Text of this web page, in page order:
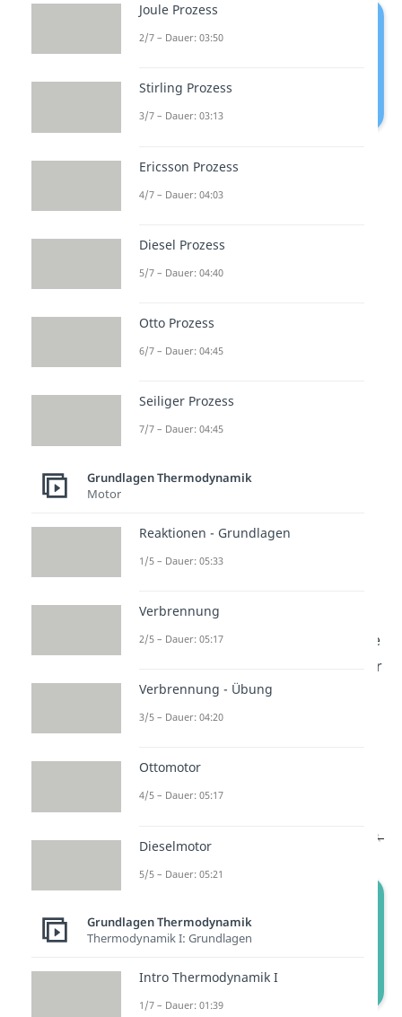
Jetzt fehlt nur noch der
aus einer Energiebilanz um das
System.
Zur Berechnung der
die Änderung der Energie, welche
wieder null ist, da wir davon
Prozess stationär abläuft. Die
aus der kalorischen
Zustandsgleichung:
Da wir isotherm verdichten, ist die
Enthalpie-Differenz gleich null. Wir
erhalten für den Wärmestrom:
Setzen wir das in unsere
Entropiebilanz ein, erhalten wir:
Joule Prozess
2/7 – Dauer: 03:50
Stirling Prozess
3/7 – Dauer: 03:13
Ericsson Prozess
4/7 – Dauer: 04:03
Diesel Prozess
5/7 – Dauer: 04:40
Otto Prozess
6/7 – Dauer: 04:45
Seiliger Prozess
7/7 – Dauer: 04:45
Grundlagen Thermodynamik
Motor
Reaktionen - Grundlagen
1/5 – Dauer: 05:33
Verbrennung
2/5 – Dauer: 05:17
Verbrennung - Übung
3/5 – Dauer: 04:20
Ottomotor
4/5 – Dauer: 05:17
Dieselmotor
5/5 – Dauer: 05:21
Grundlagen Thermodynamik
Thermodynamik I: Grundlagen
Intro Thermodynamik I
1/7 – Dauer: 01:39